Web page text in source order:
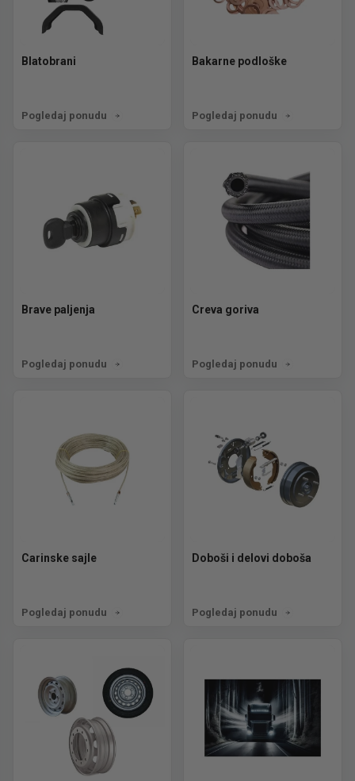
Blatobrani
Pogledaj ponudu
Bakarne podloške
Pogledaj ponudu
Brave paljenja
Pogledaj ponudu
Creva goriva
Pogledaj ponudu
Carinske sajle
Pogledaj ponudu
Doboši i delovi doboša
Pogledaj ponudu